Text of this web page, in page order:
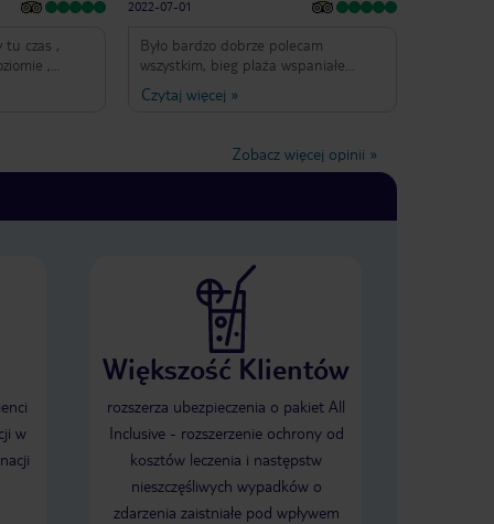
tu czas ,
,
2022-07-01
Było bardzo dobrze polecam
wszystkim, bieg plaża wspaniałe
drinki, podczas wyzwania dostaliśmy
drinki i coś do jedzenia obsługa była
moglibyśmy na nią liczyć w każdym
Czytaj więcej »
Zobacz więcej opinii »
w
Większość Klientów
rozszerza ubezpieczenia o pakiet All
Inclusive - rozszerzenie ochrony od
kosztów leczenia i następstw
nieszczęśliwych wypadków o
zdarzenia zaistniałe pod wpływem